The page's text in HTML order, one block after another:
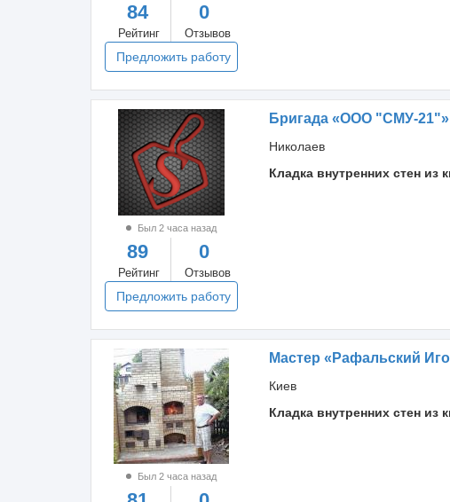
84
Рейтинг
0
Отзывов
Предложить работу
Был 2 часа назад
89
Рейтинг
0
Отзывов
Предложить работу
Бригада «ООО "СМУ-21"»
Николаев
Кладка внутренних стен из
Был 2 часа назад
Мастер «Рафальский
Киев
Кладка внутренних стен из